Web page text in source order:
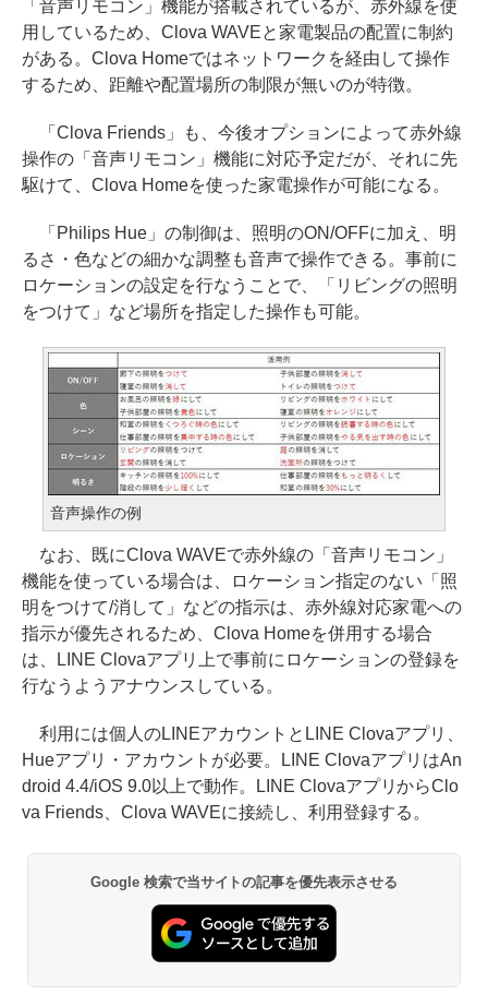
「音声リモコン」機能が搭載されているが、赤外線を使
用しているため、Clova WAVEと家電製品の配置に制約
がある。Clova Homeではネットワークを経由して操作
するため、距離や配置場所の制限が無いのが特徴。
「Clova Friends」も、今後オプションによって赤外線
操作の「音声リモコン」機能に対応予定だが、それに先
駆けて、Clova Homeを使った家電操作が可能になる。
「Philips Hue」の制御は、照明のON/OFFに加え、明
るさ・色などの細かな調整も音声で操作できる。事前に
ロケーションの設定を行なうことで、「リビングの照明
をつけて」など場所を指定した操作も可能。
音声操作の例
なお、既にClova WAVEで赤外線の「音声リモコン」
機能を使っている場合は、ロケーション指定のない「照
明をつけて/消して」などの指示は、赤外線対応家電への
指示が優先されるため、Clova Homeを併用する場合
は、LINE Clovaアプリ上で事前にロケーションの登録を
行なうようアナウンスしている。
利用には個人のLINEアカウントとLINE Clovaアプリ、
Hueアプリ・アカウントが必要。LINE ClovaアプリはAn
droid 4.4/iOS 9.0以上で動作。LINE ClovaアプリからClo
va Friends、Clova WAVEに接続し、利用登録する。
Google 検索で当サイトの記事を優先表示させる